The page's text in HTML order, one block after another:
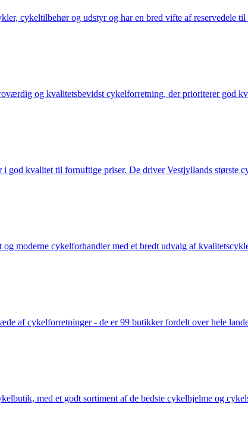
cykeltilbehør og udstyr og har en bred vifte af reservedele
og kvalitetsbevidst cykelforretning, der prioriterer god
god kvalitet til fornuftige priser. De driver Vestjyllands
og moderne cykelforhandler med et bredt udvalg af
af cykelforretninger - de er 99 butikker fordelt over hele
med et godt sortiment af de bedste cykelhjelme og